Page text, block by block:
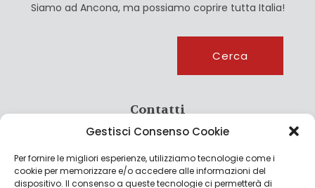
Gestisci Consenso Cookie
Per fornire le migliori esperienze, utilizziamo tecnologie come i
cookie per memorizzare e/o accedere alle informazioni del
dispositivo. Il consenso a queste tecnologie ci permetterà di
Siamo ad Ancona, ma possiamo coprire tutta Italia!
Cerca
Contatti
info@culturagroalimentare.com